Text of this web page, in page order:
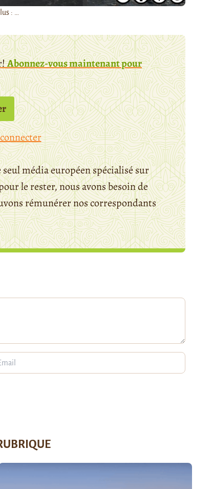
: …
Abonnez-vous maintenant pour
média européen spécialisé sur
le rester, nous avons besoin de
rémunérer nos correspondants